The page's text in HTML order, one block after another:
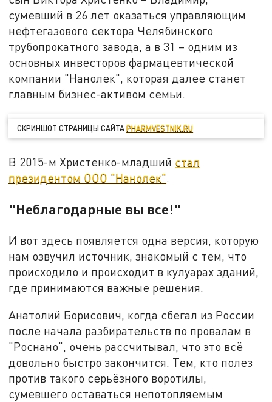
сумевший в 26 лет оказаться управляющим
нефтегазового сектора Челябинского
трубопрокатного завода, а в 31 – одним из
основных инвесторов фармацевтической
компании "Нанолек", которая далее станет
главным бизнес-активом семьи.
СКРИНШОТ СТРАНИЦЫ САЙТАPHARMVESTNIK.RU
В 2015-м Христенко-младший стал
президентом ООО "Нанолек"
"Неблагодарные вы все!"
И вот здесь появляется одна версия, которую
нам озвучил источник, знакомый с тем, что
происходило и происходит в кулуарах зданий,
где принимаются важные решения.
Анатолий Борисович, когда сбегал из России
после начала разбирательств по провалам в
"Роснано", очень рассчитывал, что это всё
довольно быстро закончится. Тем, кто полез
против такого серьёзного воротилы,
сумевшего оставаться непотопляемым